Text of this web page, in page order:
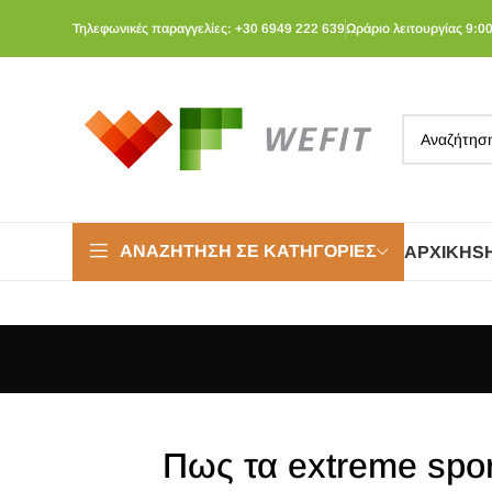
Τηλεφωνικές παραγγελίες: +30 6949 222 639Ωράριο λειτουργίας
ΑΝΑΖΉΤΗΣΗ ΣΕ ΚΑΤΗΓΟΡΊΕΣ ΑΡΧΙΚΉ
Πως τα extreme